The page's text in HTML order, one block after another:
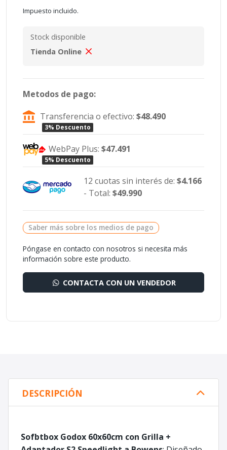
Impuesto incluido.
Stock disponible
Tienda Online
Metodos de pago:
Transferencia o efectivo:$48.490
3% Descuento
WebPay Plus:$47.491
5% Descuento
12 cuotas sin interés de: $4.166
- Total: $49.990
Saber más sobre los medios de pago
Póngase en contacto con nosotros si necesita más
información sobre este producto.
CONTACTA CON UN VENDEDOR
DESCRIPCIÓN
Sofbtbox Godox 60x60cm con Grilla +